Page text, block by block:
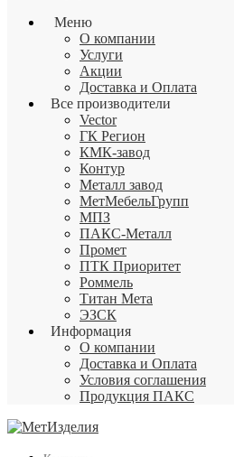
Меню
О компании
Услуги
Акции
Доставка и Оплата
Все производители
Vector
ГК Регион
КМК-завод
Контур
Металл завод
МетМебельГрупп
МПЗ
ПАКС-Металл
Промет
ПТК Приоритет
Роммель
Титан Мета
ЭЗСК
Информация
О компании
Доставка и Оплата
Условия соглашения
Продукция ПАКС